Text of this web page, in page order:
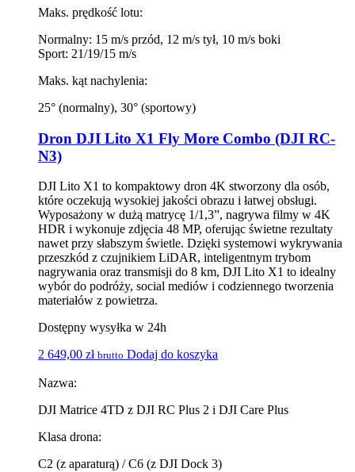
Maks. prędkość lotu:
Normalny: 15 m/s przód, 12 m/s tył, 10 m/s boki
Sport: 21/19/15 m/s
Maks. kąt nachylenia:
25° (normalny), 30° (sportowy)
Dron DJI Lito X1 Fly More Combo (DJI RC-
N3)
DJI Lito X1 to kompaktowy dron 4K stworzony dla osób,
które oczekują wysokiej jakości obrazu i łatwej obsługi.
Wyposażony w dużą matrycę 1/1,3”, nagrywa filmy w 4K
HDR i wykonuje zdjęcia 48 MP, oferując świetne rezultaty
nawet przy słabszym świetle. Dzięki systemowi wykrywania
przeszkód z czujnikiem LiDAR, inteligentnym trybom
nagrywania oraz transmisji do 8 km, DJI Lito X1 to idealny
wybór do podróży, social mediów i codziennego tworzenia
materiałów z powietrza.
Dostępny wysyłka w 24h
2 649,00 zł brutto Dodaj do koszyka
Nazwa:
DJI Matrice 4TD z DJI RC Plus 2 i DJI Care Plus
Klasa drona:
C2 (z aparaturą) / C6 (z DJI Dock 3)